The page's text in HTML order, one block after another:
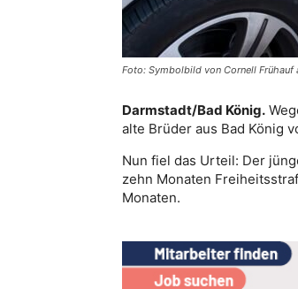
Foto: Symbolbild von Cornell Frühauf
Darmstadt/Bad König.
alte Brüder aus Bad König
Nun fiel das Urteil: Der
zehn Monaten
Monaten.